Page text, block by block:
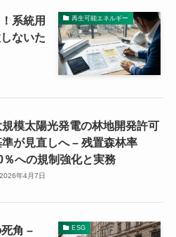
再生可能エネルギー
系統用
ないた
規模太陽光発電の林地開発許可
が見直しへ – 残置森林率
％への規制強化と実務
2026年4月7日
ESG
角 –